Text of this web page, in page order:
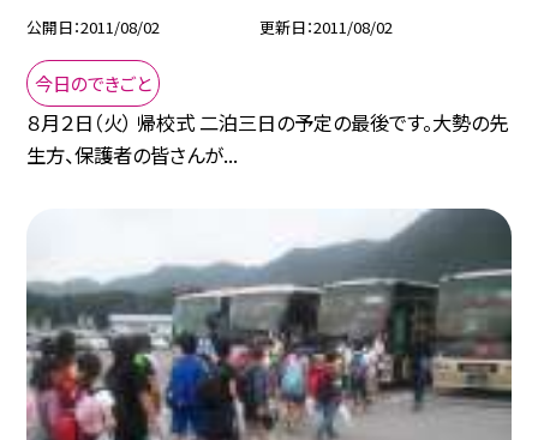
公開日 2011/08/02 更新日 2011/08/02
今日のできごと
８月２日（火） 帰校式 二泊三日の予定の最後です。大勢の先
生方、保護者の皆さんが...